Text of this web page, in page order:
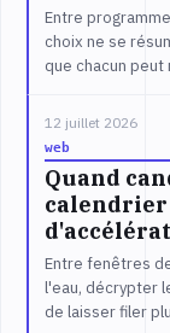
Entre
choix ne se
que chacun
12 juillet 2026
web
Quand
calendrier
Entre fenêtres
l'eau, décrypter
de laisser filer